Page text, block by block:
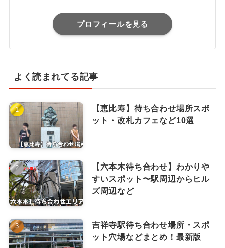
プロフィールを見る
よく読まれてる記事
【恵比寿】待ち合わせ場所スポ
ット・改札カフェなど10選
【六本木待ち合わせ】わかりや
すいスポット〜駅周辺からヒル
ズ周辺など
吉祥寺駅待ち合わせ場所・スポ
ット穴場などまとめ！最新版